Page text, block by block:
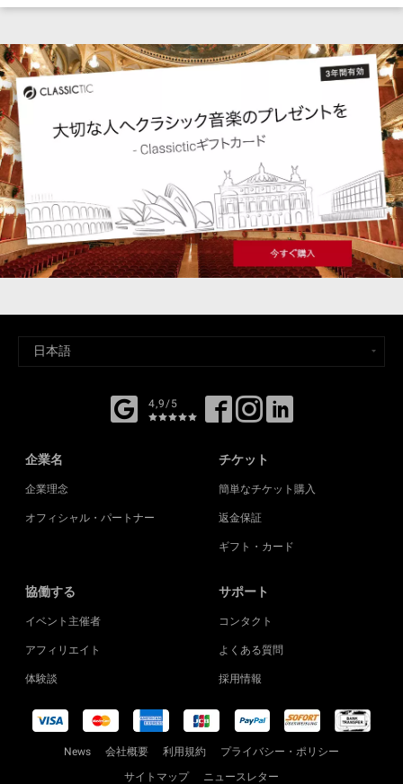
4,9/5
企業名
企業理念
オフィシャル・パートナー
チケット
簡単なチケット購入
返金保証
ギフト・カード
協働する
イベント主催者
アフィリエイト
体験談
サポート
コンタクト
よくある質問
採用情報
News 会社概要 利用規約
プライバシー・ポリシー
サイトマップ
ニュースレター